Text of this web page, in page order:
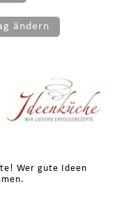
ändern
Wer gute Ideen